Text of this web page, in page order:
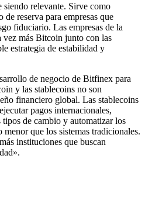
relevante. Sirve como
reserva para empresas que
fiduciario. Las empresas de la
vez más Bitcoin junto con las
estrategia de estabilidad y
de negocio de Bitfinex para
y las stablecoins no son
financiero global. Las stablecoins
pagos internacionales,
de cambio y automatizar los
que los sistemas tradicionales.
instituciones que buscan